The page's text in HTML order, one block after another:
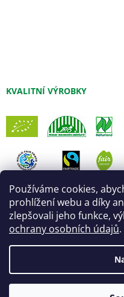
Používáme cookies,
prohlížení webu a díky
zlepšovali jeho funkce,
ochrany osobních údajů.
KVALITNÍ VÝROBKY
Vytvořil Shoptet